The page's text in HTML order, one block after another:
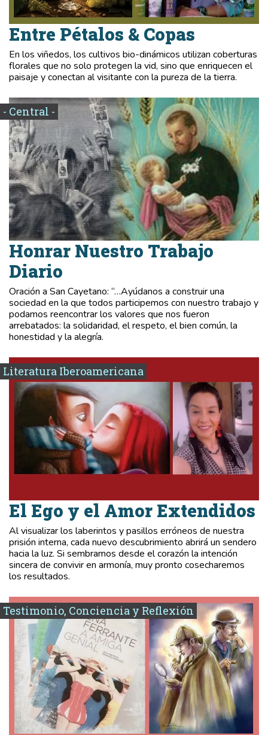
Entre Pétalos & Copas
En los viñedos, los cultivos bio-dinámicos utilizan coberturas
florales que no solo protegen la vid, sino que enriquecen el
paisaje y conectan al visitante con la pureza de la tierra.
- Central -
Honrar Nuestro Trabajo
Diario
Oración a San Cayetano: “…Ayúdanos a construir una
sociedad en la que todos participemos con nuestro trabajo y
podamos reencontrar los valores que nos fueron
arrebatados: la solidaridad, el respeto, el bien común, la
honestidad y la alegría.
Literatura Iberoamericana
El Ego y el Amor Extendidos
Al visualizar los laberintos y pasillos erróneos de nuestra
prisión interna, cada nuevo descubrimiento abrirá un sendero
hacia la luz. Si sembramos desde el corazón la intención
sincera de convivir en armonía, muy pronto cosecharemos
los resultados.
Testimonio, Conciencia y Reflexión